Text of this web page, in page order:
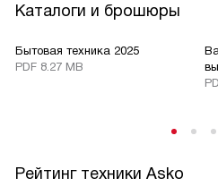
Каталоги и брошюры
Бытовая техника 2025
PDF 8.27 MB
Рейтинг техники Asko